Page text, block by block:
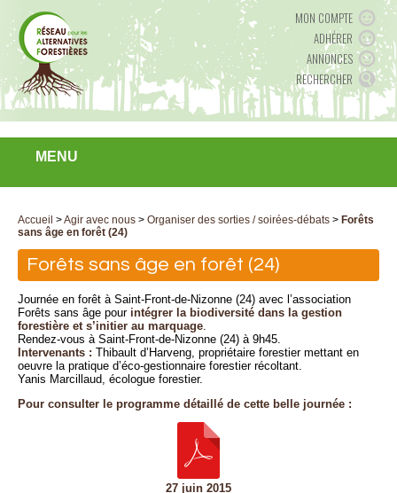
MON COMPTE
ADHÉRER
ANNONCES
RECHERCHER
MENU
Accueil >Agir avec nous > Organiser des sorties / soirées-débats > Forêts
sans âge en forêt (24)
Forêts sans âge en forêt (24)
Journée en forêt à Saint-Front-de-Nizonne (24) avec l’association
Forêts sans âge pour intégrer la biodiversité dans la gestion
forestière et s’initier au marquage.
Rendez-vous à Saint-Front-de-Nizonne (24) à 9h45.
Intervenants : Thibault d’Harveng, propriétaire forestier mettant en
oeuvre la pratique d’éco-gestionnaire forestier récoltant.
Yanis Marcillaud, écologue forestier.
Pour consulter le programme détaillé de cette belle journée :
27 juin 2015